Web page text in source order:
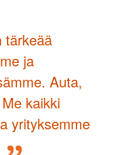
tärkeää
ja
Auta,
kaikki
yrityksemme